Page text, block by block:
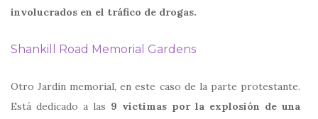
involucrados en el tráfico de drogas.
Shankill Road Memorial Gardens
Otro Jardín memorial, en este caso de la parte protestante.
Está dedicado a las 9 víctimas por la explosión de una